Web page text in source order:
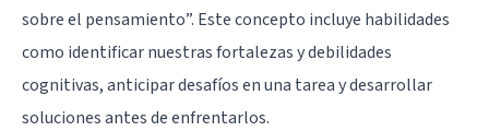
sobre el pensamiento”. Este concepto incluye habilidades
como identificar nuestras fortalezas y debilidades
cognitivas, anticipar desafíos en una tarea y desarrollar
soluciones antes de enfrentarlos.